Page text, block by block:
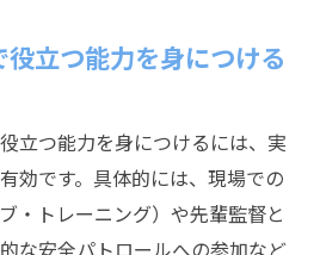
立つ能力を身につける
立つ能力を身につけるには、実
効です。具体的には、現場での
・トレーニング）や先輩監督と
な安全パトロールへの参加など